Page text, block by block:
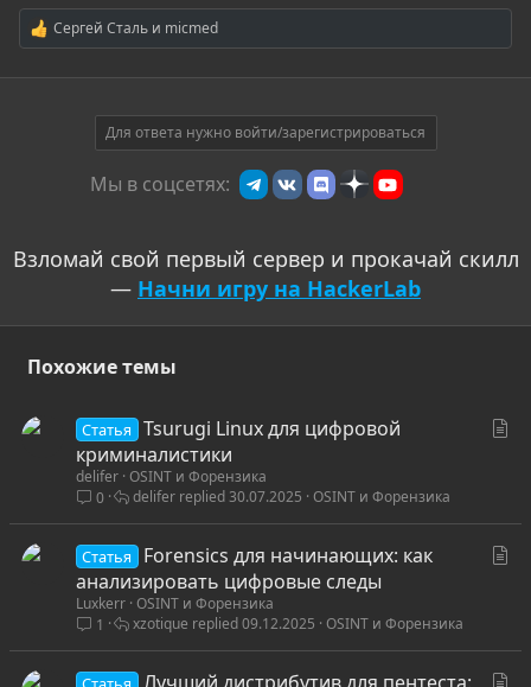
Р
е
а
Сергей Сталь и micmed
Для ответа нужно войти/зарегистрироваться
Мы в соцсетях:
Взломай свой первый сервер и прокачай скилл
— Начни игру на HackerLab
Похожие темы
ь
Статья
Tsurugi Linux для цифровой
криминалистики
delifer OSINT и Форензика
0
OSINT и Форензика
30.07.2025
delifer
ь
Статья
Forensics для начинающих: как
анализировать цифровые следы
Luxkerr OSINT и Форензика
1
OSINT и Форензика
09.12.2025
xzotique
Лучший дистрибутив для пентеста: